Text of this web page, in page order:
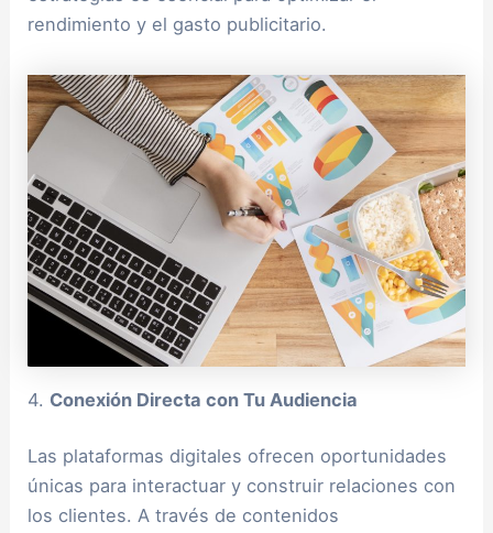
rendimiento y el gasto publicitario.
4. Conexión Directa con Tu Audiencia
Las plataformas digitales ofrecen oportunidades
únicas para interactuar y construir relaciones con
los clientes. A través de contenidos